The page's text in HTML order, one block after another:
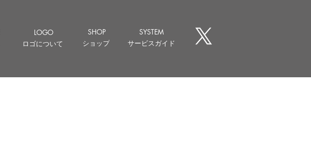
LOGO
ロゴについて
SHOP
ショップ
SYSTEM
サービスガイド